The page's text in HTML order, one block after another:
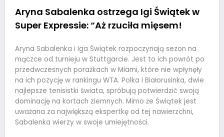
Aryna Sabalenka ostrzega Igi Świątek w
Super Expressie: “Aż rzuciła mięsem!
Aryna Sabalenka i Iga Świątek rozpoczynają sezon na
mączce od turnieju w Stuttgarcie. Jest to ich powrót po
przedwczesnych porażkach w Miami, które nie wpłynęły
na ich pozycję w rankingu WTA. Polka i Białorusinka, dwie
najlepsze tenisistki świata, spróbują potwierdzić swoją
dominację na kortach ziemnych. Mimo że Świątek jest
uważana za największą ekspertkę od tej nawierzchni,
Sabalenka wierzy w swoje umiejętności.